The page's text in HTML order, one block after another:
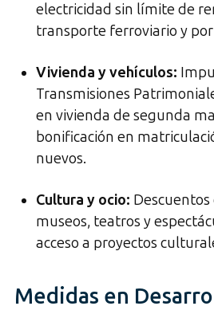
electricidad sin límite de
transporte ferroviario y
Vivienda y vehículos:
Transmisiones
en vivienda de segunda
bonificación en
nuevos.
Cultura y ocio:
museos, teatros y
acceso a proyectos
Medidas en